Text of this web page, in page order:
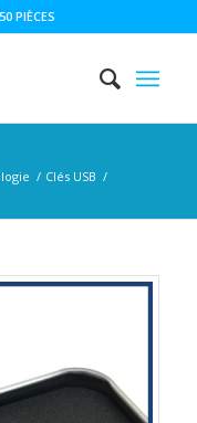
PIÈCES
/ Clés USB /